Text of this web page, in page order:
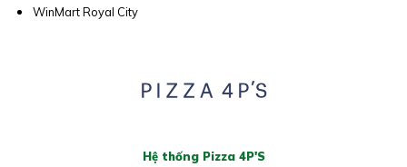
WinMart Royal City
Hệ thống Pizza 4P'S